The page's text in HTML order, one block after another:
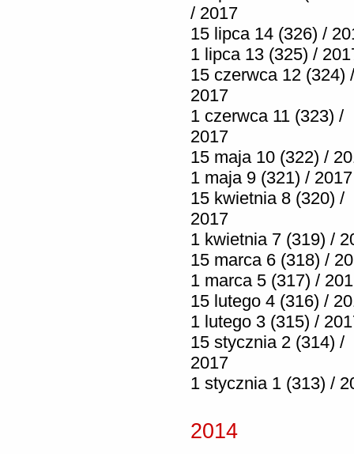
/ 2017
15 lipca 14 (326) /
1 lipca 13 (325) /
15 czerwca 12 (324) /
2017
1 czerwca 11 (323) /
2017
15 maja 10 (322) /
1 maja 9 (321) / 2017
15 kwietnia 8 (320) /
2017
1 kwietnia 7 (319) /
15 marca 6 (318) /
1 marca 5 (317) /
15 lutego 4 (316) /
1 lutego 3 (315) /
15 stycznia 2 (314) /
2017
1 stycznia 1 (313) /
2014